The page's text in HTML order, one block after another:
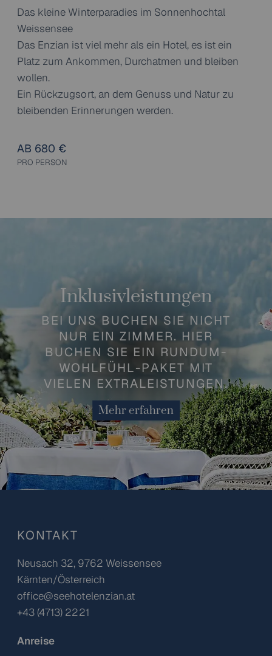
Das kleine Winterparadies im Sonnenhochtal
Weissensee
Das Enzian ist viel mehr als ein Hotel, es ist ein
Platz zum Ankommen, Durchatmen und bleiben
wollen.
Ein Rückzugsort, an dem Genuss und Natur zu
bleibenden Erinnerungen werden.
AB 680 €
PRO PERSON
Inklusivleistungen
BEI UNS BUCHEN SIE NICHT
NUR EIN ZIMMER. HIER
BUCHEN SIE EIN RUNDUM-
WOHLFÜHL-PAKET MIT
VIELEN EXTRALEISTUNGEN.
Mehr erfahren
KONTAKT
Neusach 32, 9762 Weissensee
Kärnten/Österreich
office@seehotelenzian.at
+43 (4713) 2221
Anreise